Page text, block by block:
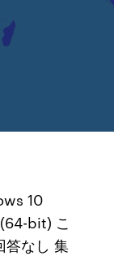
10
bit) こ
答なし 集